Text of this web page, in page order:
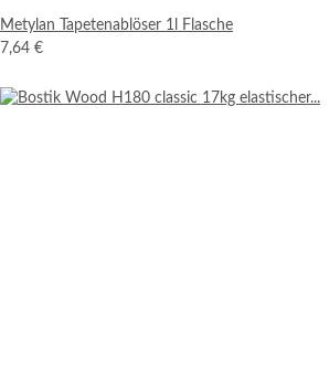
Metylan Tapetenablöser 1l Flasche
7,64 €